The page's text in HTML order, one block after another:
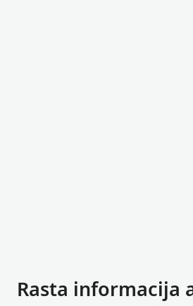
Rasta informacija